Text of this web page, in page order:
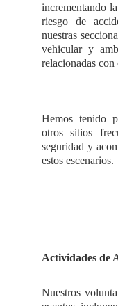
incrementando
riesgo de
nuestras
vehicular y
relacionadas con
Hemos tenido
otros sitios
seguridad y
estos escenarios.
Actividades de
Nuestros